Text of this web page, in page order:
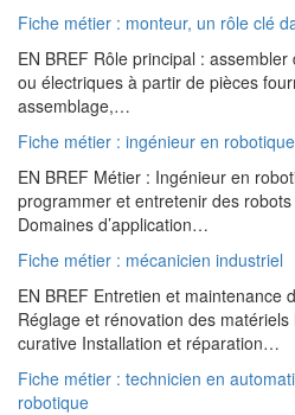
Fiche métier : monteur, un rôle clé
EN BREF Rôle principal :
ou électriques à partir de pièces
assemblage,…
Fiche métier : ingénieur en robotique
EN BREF Métier : Ingénieur en
programmer et entretenir des
Domaines d’application…
Fiche métier : mécanicien industriel
EN BREF Entretien et maintenance
Réglage et rénovation des
curative Installation et réparation…
Fiche métier : technicien en
robotique